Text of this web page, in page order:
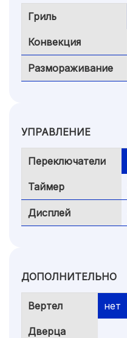
Гриль
Конвекция
Размораживание
УПРАВЛЕНИЕ
Переключатели
Таймер
Дисплей
ДОПОЛНИТЕЛЬНО
Вертел нет
Дверца